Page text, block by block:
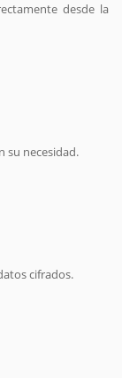
desde la
su necesidad.
cifrados.